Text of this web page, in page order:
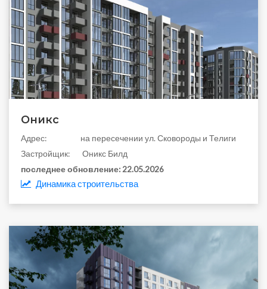
Оникс
Aдрес:
на пересечении ул. Сковороды и Телиги
Застройщик:
Оникс Билд
последнее обновление:22.05.2026
Динамика строительства